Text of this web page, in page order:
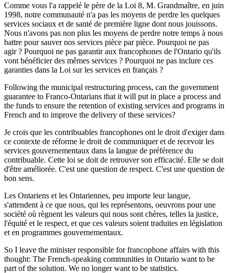
Comme vous l'a rappelé le père de la Loi 8, M. Grandmaître, en juin
1998, notre communauté n'a pas les moyens de perdre les quelques
services sociaux et de santé de première ligne dont nous jouissons.
Nous n'avons pas non plus les moyens de perdre notre temps à nous
battre pour sauver nos services pièce par pièce. Pourquoi ne pas
agir ? Pourquoi ne pas garantir aux francophones de l'Ontario qu'ils
vont bénéficier des mêmes services ? Pourquoi ne pas inclure ces
garanties dans la Loi sur les services en français ?
Following the municipal restructuring process, can the government
guarantee to Franco-Ontarians that it will put in place a process and
the funds to ensure the retention of existing services and programs in
French and to improve the delivery of these services?
Je crois que les contribuables francophones ont le droit d'exiger dans
ce contexte de réforme le droit de communiquer et de recevoir les
services gouvernementaux dans la langue de préférence du
contribuable. Cette loi se doit de retrouver son efficacité. Elle se doit
d'être améliorée. C'est une question de respect. C'est une question de
bon sens.
Les Ontariens et les Ontariennes, peu importe leur langue,
s'attendent à ce que nous, qui les représentons, oeuvrons pour une
société où règnent les valeurs qui nous sont chères, telles la justice,
l'équité et le respect, et que ces valeurs soient traduites en législation
et en programmes gouvernementaux.
So I leave the minister responsible for francophone affairs with this
thought: The French-speaking communities in Ontario want to be
part of the solution. We no longer want to be statistics.